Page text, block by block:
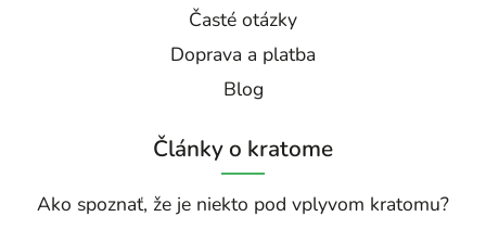
Časté otázky
Doprava a platba
Blog
Články o kratome
Ako spoznať, že je niekto pod vplyvom kratomu?